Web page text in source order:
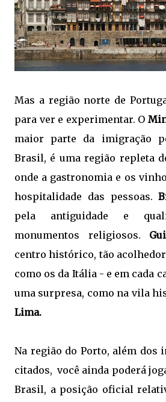
Mas a região norte de
para ver e experimentar. O
maior parte da imigração
Brasil, é uma região repleta
onde a gastronomia e os
hospitalidade das pessoas.
pela antiguidade e
monumentos religiosos.
centro histórico, tão
como os da Itália - e em cada
uma surpresa, como na vila
Lima.
Na região do Porto, além dos
citados,  você ainda poderá
Brasil, a posição oficial